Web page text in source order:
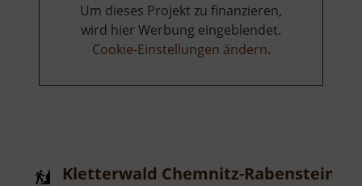
Um dieses Projekt zu finanzieren,
wird hier Werbung eingeblendet.
Cookie-Einstellungen ändern.
Kletterwald Chemnitz-Rabenstein